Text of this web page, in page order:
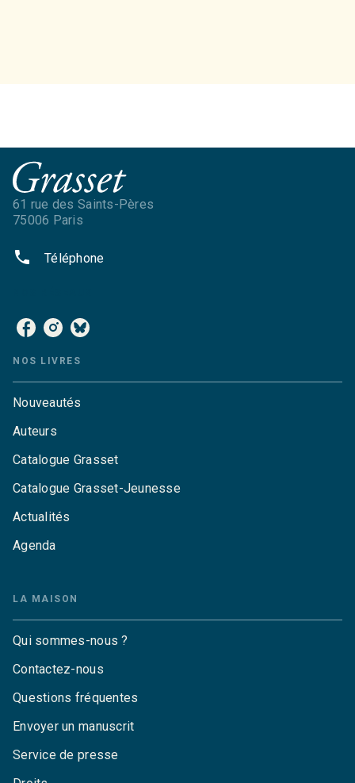
61 rue des Saints-Pères
75006 Paris
phone Téléphone
NOS LIVRES
Nouveautés
Auteurs
Catalogue Grasset
Catalogue Grasset-Jeunesse
Actualités
Agenda
LA MAISON
Qui sommes-nous ?
Contactez-nous
Questions fréquentes
Envoyer un manuscrit
Service de presse